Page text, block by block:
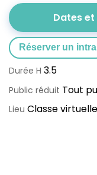
Dates
Réserver un intra
Durée H 3.5
Public réduit Tout
Lieu Classe virtuelle